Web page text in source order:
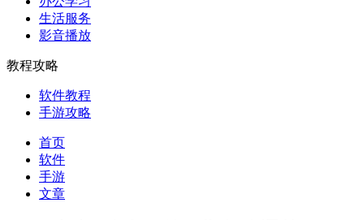
生活服务
影音播放
教程攻略
软件教程
手游攻略
首页
软件
手游
文章